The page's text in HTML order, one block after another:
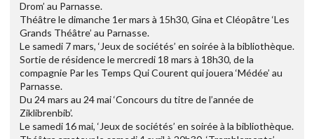
Drom’ au Parnasse.
Théâtre le dimanche 1er mars à 15h30, Gina et Cléopâtre ‘Les
Grands Théâtre’ au Parnasse.
Le samedi 7 mars, ‘Jeux de sociétés’ en soirée à la bibliothèque.
Sortie de résidence le mercredi 18 mars à 18h30, de la
compagnie Par les Temps Qui Courent qui jouera ‘Médée’ au
Parnasse.
Du 24 mars au 24 mai ‘Concours du titre de l’année de
Ziklibrenbib’.
Le samedi 16 mai, ‘Jeux de sociétés’ en soirée à la bibliothèque.